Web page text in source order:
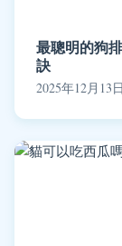
最聰明的狗
訣
2025年12月13日